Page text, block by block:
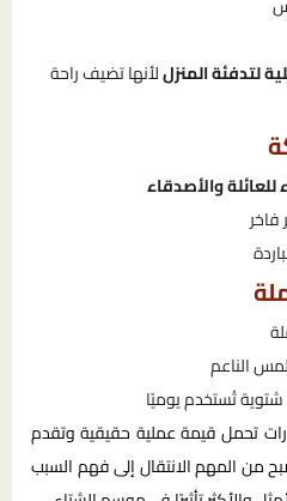
لتدفئة المنزللأنها تضيف راحة
للعائلة والأصدقاء
الناعم
تُستخدم يوميًا
تحمل قيمة عملية حقيقية وتقدم
من المهم الانتقال إلى فهم السبب